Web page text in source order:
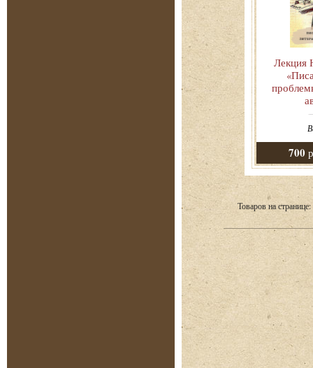
700
Товаров на странице: